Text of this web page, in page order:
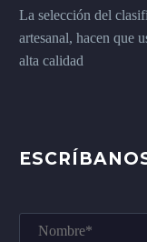
La selección del
artesanal, hacen que
alta calidad